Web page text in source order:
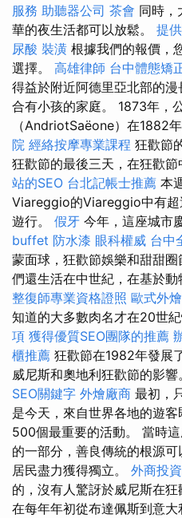
服務 助聽器公司 茶會 同時，
華的夜生活都可以放鬆。 提
尿酸 裝潢 根據我們的報價，
選擇。 高雄律師 台中體態矯
得益於附近阿德里亞北部的
合有小孩的家庭。 1873年，
（AndriotSaëone）在1882
院 經絡按摩專業課程 狂歡節
狂歡節的最後三天，在狂歡節
站的SEO 台北記帳士推薦 本
Viareggio的Viareggio中有超
遊行。 假牙 今年，這座城市
buffet 防水漆 眼科權威 台中
蒙面球，狂歡節娛樂和甜甜
們還生活在中世紀，在基於動
整復師專業資格證照 歐式外燴
知道的大多數肉名才在20世紀
項 獲得優質SEO團隊的推薦
櫃推薦 狂歡節在1982年發展
威尼斯和奧地利狂歡節的影響
SEO關鍵字 外燴廠商 最初，
是今天，來自世界各地的遊
500個最重要的活動。 當時
的一部分，善良傳統的根源
居民盡力獲得獨立。 外商投
的，沒有人驚訝於威尼斯在
在每年年初從布達佩斯到意大